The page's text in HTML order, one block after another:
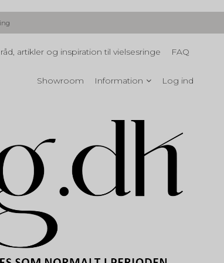
artikler og inspiration til vielsesringe FAQ
Showroom Information Log ind